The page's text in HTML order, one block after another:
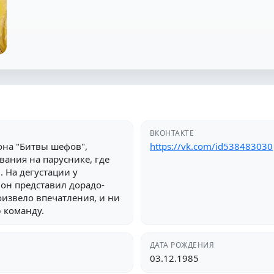
"Битвы шефов",
на паруснике, где
На дегустации у
представил дорадо-
впечатления, и ни
ВКОНТАКТЕ
https://vk.com/id538483030
ДАТА РОЖДЕНИЯ
03.12.1985